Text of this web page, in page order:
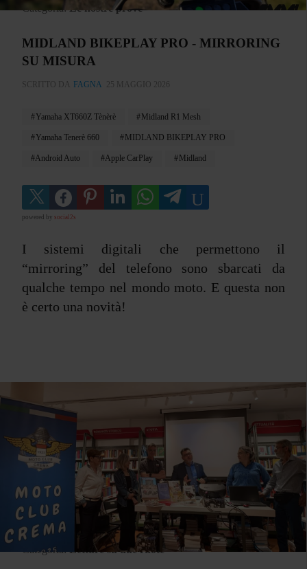
Categoria:Le nostre prove
MIDLAND BIKEPLAY PRO - MIRRORING
SU MISURA
SCRITTO DA FAGNA 25 MAGGIO 2026
Yamaha XT660Z Tènèrè Midland R1 Mesh
Yamaha Tenerè 660 MIDLAND BIKEPLAY PRO
Android Auto Apple CarPlay Midland
powered by social2s
I sistemi digitali che permettono il
“mirroring” del telefono sono sbarcati da
qualche tempo nel mondo moto. E questa non
è certo una novità!
Categoria:Letture su due ruote